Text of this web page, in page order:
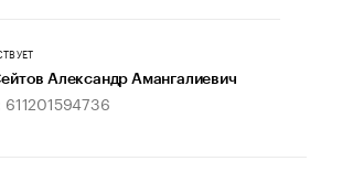
Александр Амангалиевич